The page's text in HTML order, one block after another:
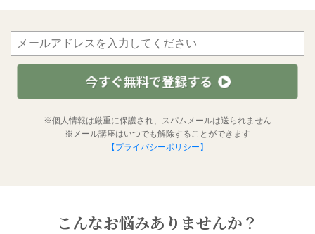
今すぐ無料で登録する
※個人情報は厳重に保護され、スパムメールは送られません
※メール講座はいつでも解除することができます
【プライバシーポリシー】
こんなお悩みありませんか？